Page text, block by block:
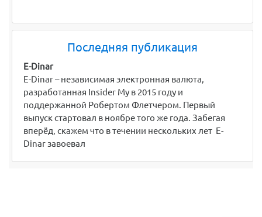
Последняя публикация
E-Dinar
E-Dinar – независимая электронная валюта,
разработанная Insider My в 2015 году и
поддержанной Робертом Флетчером. Первый
выпуск стартовал в ноябре того же года. Забегая
вперёд, скажем что в течении нескольких лет E-
Dinar завоевал